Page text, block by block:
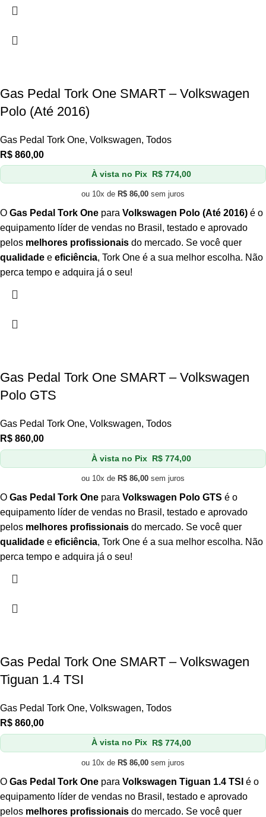
Gas Pedal Tork One SMART – Volkswagen
Polo (Até 2016)
Gas Pedal Tork One, Volkswagen, Todos
R$ 860,00
À vista no Pix R$ 774,00
ou 10x de R$ 86,00 sem juros
O Gas Pedal Tork One para Volkswagen Polo (Até 2016) é o
equipamento líder de vendas no Brasil, testado e aprovado
pelos melhores profissionais do mercado. Se você quer
qualidade e eficiência, Tork One é a sua melhor escolha. Não
perca tempo e adquira já o seu!
Gas Pedal Tork One SMART – Volkswagen
Polo GTS
Gas Pedal Tork One, Volkswagen, Todos
R$ 860,00
À vista no Pix R$ 774,00
ou 10x de R$ 86,00 sem juros
O Gas Pedal Tork One para Volkswagen Polo GTS é o
equipamento líder de vendas no Brasil, testado e aprovado
pelos melhores profissionais do mercado. Se você quer
qualidade e eficiência, Tork One é a sua melhor escolha. Não
perca tempo e adquira já o seu!
Gas Pedal Tork One SMART – Volkswagen
Tiguan 1.4 TSI
Gas Pedal Tork One, Volkswagen, Todos
R$ 860,00
À vista no Pix R$ 774,00
ou 10x de R$ 86,00 sem juros
O Gas Pedal Tork One para Volkswagen Tiguan 1.4 TSI é o
equipamento líder de vendas no Brasil, testado e aprovado
pelos melhores profissionais do mercado. Se você quer